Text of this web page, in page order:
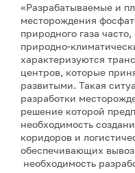
«Разрабатываемые и
месторождения
природного газа
природно-
характеризуются
центров, которые
развитыми. Такая
разработки
решение которой
необходимость
коридоров и
обеспечивающих
необходимость